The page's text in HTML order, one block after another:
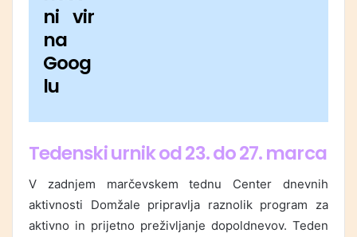
ni vir
na
Goog
lu
Tedenski urnik od 23. do 27. marca
V zadnjem marčevskem tednu Center dnevnih
aktivnosti Domžale pripravlja raznolik program za
aktivno in prijetno preživljanje dopoldnevov. Teden